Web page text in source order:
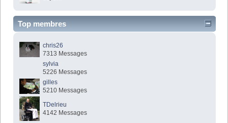
Top membres
chris26
7313 Messages
sylvia
5226 Messages
gilles
5210 Messages
TDelrieu
4142 Messages